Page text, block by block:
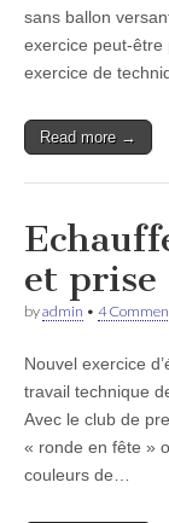
sans ballon
exercice peut-être
exercice de
Read more →
et prise
byadmin • 4
Nouvel exercice
travail technique
Avec le club de
« ronde en fête »
couleurs de…